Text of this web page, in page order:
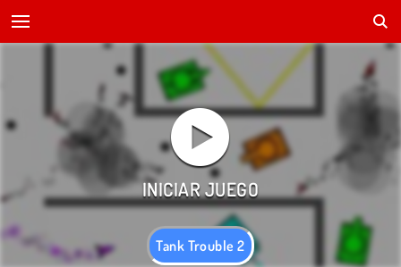
Tank Trouble 2